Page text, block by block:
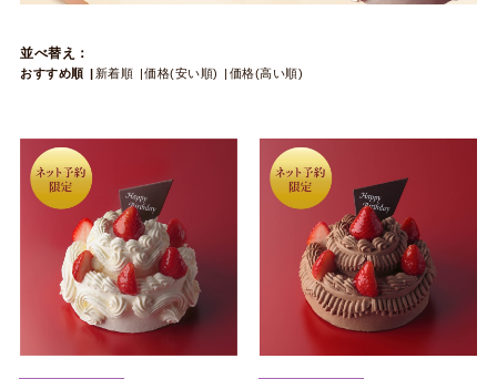
並べ替え：
おすすめ順 新着順 価格(安い順) 価格(高い順)